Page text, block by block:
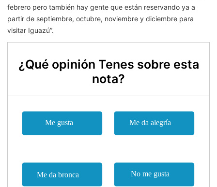
febrero pero también hay gente que están reservando ya a
partir de septiembre, octubre, noviembre y diciembre para
visitar Iguazú”.
¿Qué opinión Tenes sobre esta
nota?